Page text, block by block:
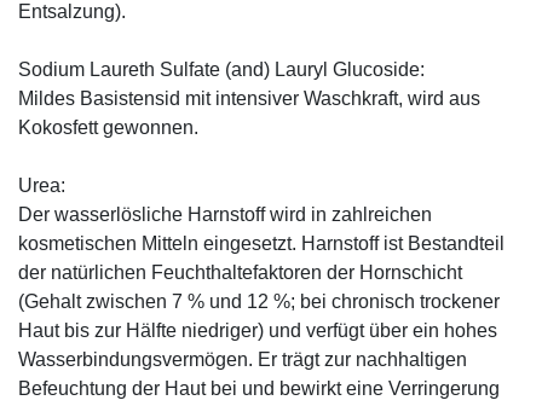
Entsalzung).
Sodium Laureth Sulfate (and) Lauryl Glucoside:
Mildes Basistensid mit intensiver Waschkraft, wird aus
Kokosfett gewonnen.
Urea:
Der wasserlösliche Harnstoff wird in zahlreichen
kosmetischen Mitteln eingesetzt. Harnstoff ist Bestandteil
der natürlichen Feuchthaltefaktoren der Hornschicht
(Gehalt zwischen 7 % und 12 %; bei chronisch trockener
Haut bis zur Hälfte niedriger) und verfügt über ein hohes
Wasserbindungsvermögen. Er trägt zur nachhaltigen
Befeuchtung der Haut bei und bewirkt eine Verringerung